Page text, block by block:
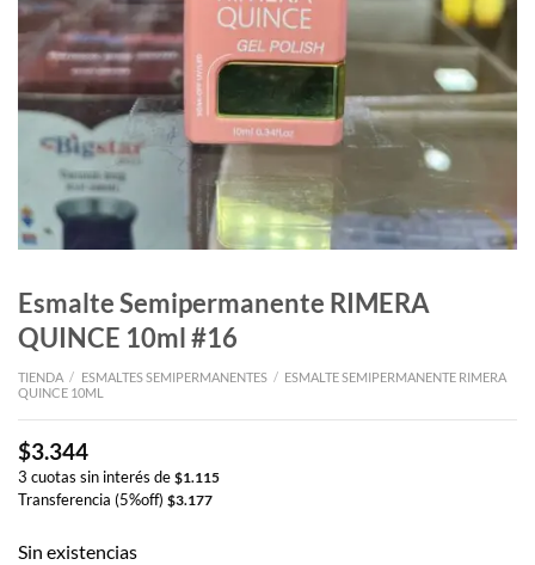
Esmalte Semipermanente RIMERA
QUINCE 10ml #16
TIENDA / ESMALTES SEMIPERMANENTES / ESMALTE SEMIPERMANENTE RIMERA
QUINCE 10ML
$3.344
3 cuotas sin interés de $1.115
Transferencia (5%off) $3.177
Sin existencias